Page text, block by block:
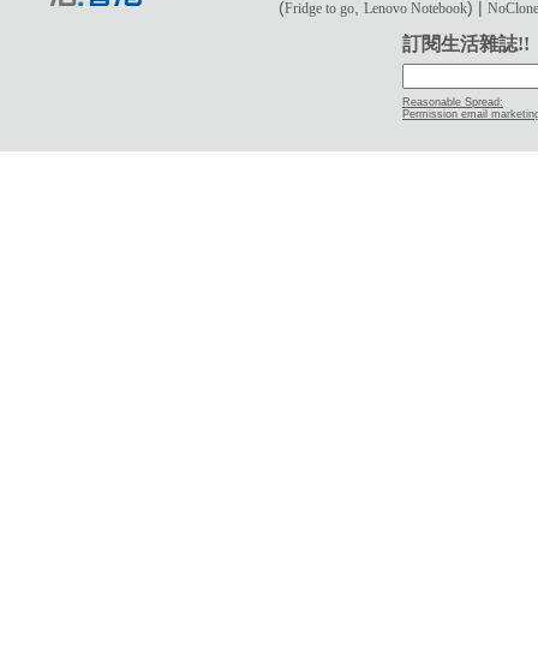
(Fridge to go ,Lenovo Notebook) |